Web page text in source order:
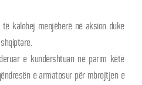
kalohej menjëherë në aksion duke
e kundërshtuan në parim këtë
e armatosur për mbrojtjen e